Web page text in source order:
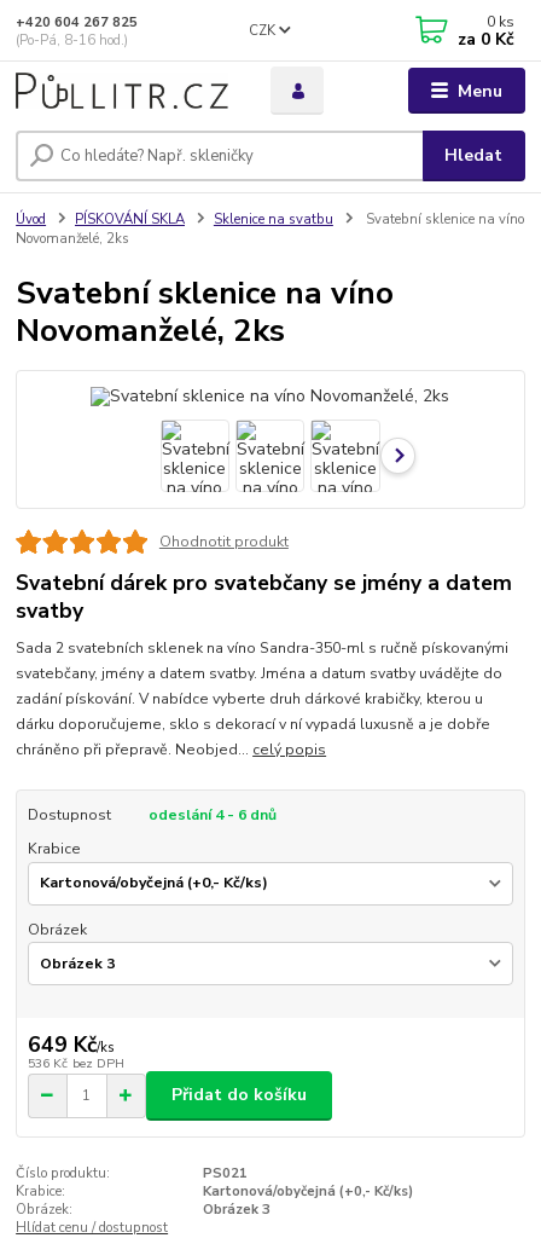
Menu
CZK
Hledat
+420 604 267 825
(Po-Pá, 8-16 hod.)
0 ks
za 0 Kč
Úvod PÍSKOVÁNÍ SKLA Sklenice na svatbu
Svatební sklenice na víno
Novomanželé, 2ks
Svatební sklenice na víno
Novomanželé, 2ks
Ohodnotit produkt
Svatební dárek pro svatebčany se jmény a datem
svatby
Sada 2 svatebních sklenek na víno Sandra-350-ml s ručně pískovanými
svatebčany, jmény a datem svatby. Jména a datum svatby uvádějte do
zadání pískování. V nabídce vyberte druh dárkové krabičky, kterou u
dárku doporučujeme, sklo s dekorací v ní vypadá luxusně a je dobře
chráněno při přepravě. Neobjed... celý popis
Dostupnost
odeslání 4 - 6 dnů
Krabice
Obrázek
649 Kč/ks
536 Kč bez DPH
Přidat do košíku
Číslo produktu:
PS021
Krabice:
Kartonová/obyčejná (+0,- Kč/ks)
Obrázek:
Obrázek 3
Hlídat cenu / dostupnost